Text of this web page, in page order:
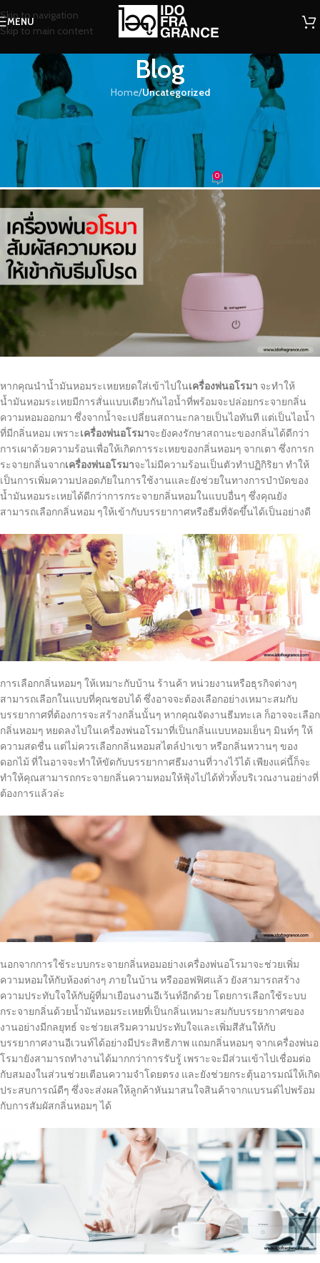
Skip to navigation
Skip to main content
MENU
Blog
Home/Uncategorized
UNCATEGORIZED
เครื่องพ่นอโรมา…สัมผัสกลิ่นความ
หอมฟุ้งให้เข้ากับธีมโปรด
น้ำหอม On 22/02/2023 0
หากคุณนำน้ำมันหอมระเหยหยดใส่เข้าไปในเครื่องพ่นอโรมา จะทำให้
น้ำมันหอมระเหยมีการสั่นแบบเดียวกันไอน้ำที่พร้อมจะปล่อยกระจายกลิ่น
ความหอมออกมา ซึ่งจากน้ำจะเปลี่ยนสถานะกลายเป็นไอทันที แต่เป็นไอน้ำ
ที่มีกลิ่นหอม เพราะเครื่องพ่นอโรมาจะยังคงรักษาสถานะของกลิ่นได้ดีกว่า
การเผาด้วยความร้อนเพื่อให้เกิดการระเหยของกลิ่นหอมๆ จากเตา ซึ่งการก
ระจายกลิ่นจากเครื่องพ่นอโรมาจะไม่มีความร้อนเป็นตัวทำปฏิกิริยา ทำให้
เป็นการเพิ่มความปลอดภัยในการใช้งานและยังช่วยในทางการบำบัดของ
น้ำมันหอมระเหยได้ดีกว่าการกระจายกลิ่นหอมในแบบอื่นๆ ซึ่งคุณยัง
สามารถเลือกกลิ่นหอม ๆให้เข้ากับบรรยากาศหรือธีมที่จัดขึ้นได้เป็นอย่างดี
การเลือกกลิ่นหอมๆ ให้เหมาะกับบ้าน ร้านค้า หน่วยงานหรือธุรกิจต่างๆ
สามารถเลือกในแบบที่คุณชอบได้ ซึ่งอาจจะต้องเลือกอย่างเหมาะสมกับ
บรรยากาศที่ต้องการจะสร้างกลิ่นนั้นๆ หากคุณจัดงานธีมทะเล ก็อาจจะเลือก
กลิ่นหอมๆ หยดลงไปในเครื่องพ่นอโรมาที่เป็นกลิ่นแบบหอมเย็นๆ มินท์ๆ ให้
ความสดชื่น แต่ไม่ควรเลือกกลิ่นหอมสไตล์ป่าเขา หรือกลิ่นหวานๆ ของ
ดอกไม้ ที่ในอาจจะทำให้ขัดกับบรรยากาศธีมงานที่วางไว้ได้ เพียงแค่นี้ก็จะ
ทำให้คุณสามารถกระจายกลิ่นความหอมให้ฟุ้งไปได้ทั่วทั้งบริเวณงานอย่างที่
ต้องการแล้วล่ะ
นอกจากการใช้ระบบกระจายกลิ่นหอมอย่างเครื่องพ่นอโรมาจะช่วยเพิ่ม
ความหอมให้กับห้องต่างๆ ภายในบ้าน หรือออฟฟิศแล้ว ยังสามารถสร้าง
ความประทับใจให้กับผู้ที่มาเยือนงานอีเว้นท์อีกด้วย โดยการเลือกใช้ระบบ
กระจายกลิ่นด้วยน้ำมันหอมระเหยที่เป็นกลิ่นเหมาะสมกับบรรยากาศของ
งานอย่างมีกลยุทธ์ จะช่วยเสริมความประทับใจและเพิ่มสีสันให้กับ
บรรยากาศงานอีเวนท์ได้อย่างมีประสิทธิภาพ แถมกลิ่นหอมๆ จากเครื่องพ่นอ
โรมายังสามารถทำงานได้มากกว่าการรับรู้ เพราะจะมีส่วนเข้าไปเชื่อมต่อ
กับสมองในส่วนช่วยเตือนความจำโดยตรง และยังช่วยกระตุ้นอารมณ์ให้เกิด
ประสบการณ์ดีๆ ซึ่งจะส่งผลให้ลูกค้าหันมาสนใจสินค้าจากแบรนด์ไปพร้อม
กับการสัมผัสกลิ่นหอมๆ ได้